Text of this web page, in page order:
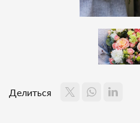
Делиться